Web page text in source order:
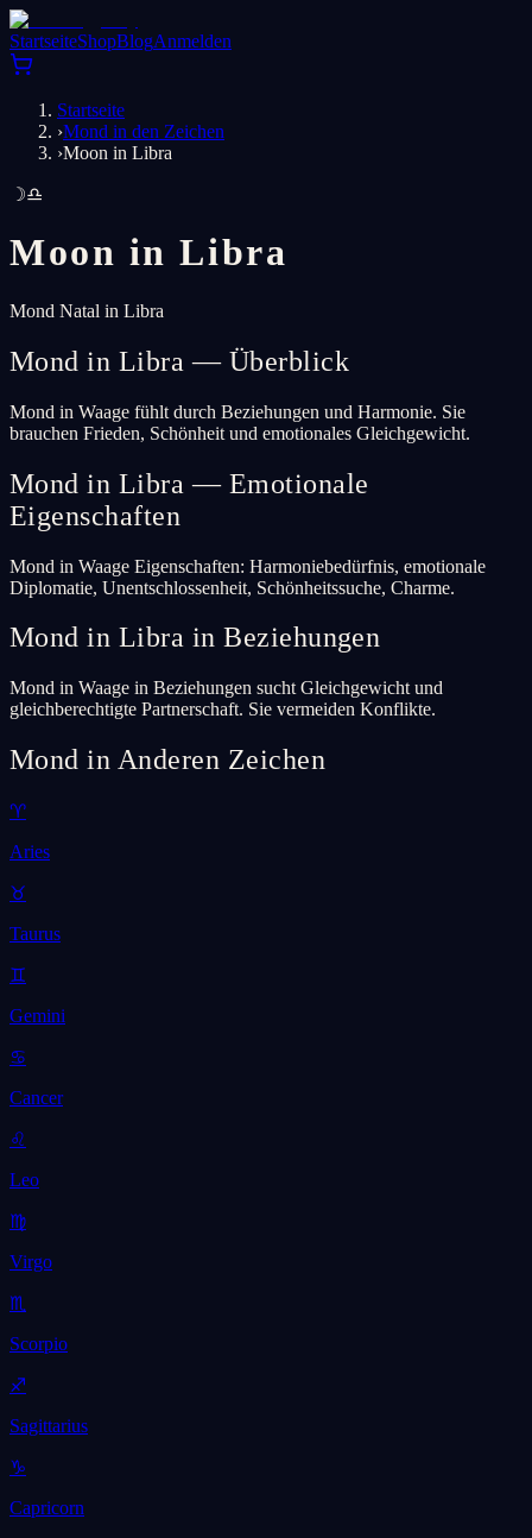
StartseiteShopBlogAnmelden
Startseite
›Mond in den Zeichen
›Moon in Libra
☽♎
Moon inLibra
Mond Natal in Libra
Mond in Libra — Überblick
Mond in Waage fühlt durch Beziehungen und Harmonie. Sie
brauchen Frieden, Schönheit und emotionales Gleichgewicht.
Mond in Libra — Emotionale
Eigenschaften
Mond in Waage Eigenschaften: Harmoniebedürfnis, emotionale
Diplomatie, Unentschlossenheit, Schönheitssuche, Charme.
Mond in Libra in Beziehungen
Mond in Waage in Beziehungen sucht Gleichgewicht und
gleichberechtigte Partnerschaft. Sie vermeiden Konflikte.
Mond in Anderen Zeichen
♈
Aries
♉
Taurus
♊
Gemini
♋
Cancer
♌
Leo
♍
Virgo
♏
Scorpio
♐
Sagittarius
♑
Capricorn